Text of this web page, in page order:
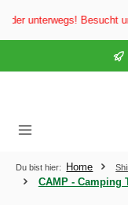
springen
unterwegs! Besucht uns
Du bist hier: Home
CAMP - Camping